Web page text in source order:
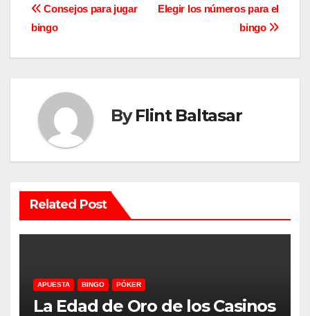
Post
navigation
Elegir los números para el
bingo
Consejos para jugar
bingo
ByFlint Baltasar
Related Post
APUESTA BINGO PÓKER
La Edad de Oro de los Casinos